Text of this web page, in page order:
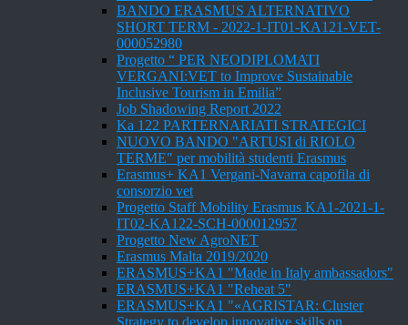
BANDO ERASMUS ALTERNATIVO
SHORT TERM - 2022-1-IT01-KA121-VET-
000052980
Progetto “ PER NEODIPLOMATI
VERGANI:VET to Improve Sustainable
Inclusive Tourism in Emilia”
Job Shadowing Report 2022
Ka 122 PARTERNARIATI STRATEGICI
NUOVO BANDO "ARTUSI di RIOLO
TERME" per mobilità studenti Erasmus
Erasmus+ KA1 Vergani-Navarra capofila di
consorzio vet
Progetto Staff Mobility Erasmus KA1-2021-1-
IT02-KA122-SCH-000012957
Progetto New AgroNET
Erasmus Malta 2019/2020
ERASMUS+KA1 "Made in Italy ambassadors"
ERASMUS+KA1 "Reheat 5"
ERASMUS+KA1 "«AGRISTAR: Cluster